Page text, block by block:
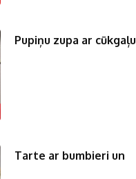
Pupiņu zupa ar cūkgaļu
Tarte ar bumbieri un